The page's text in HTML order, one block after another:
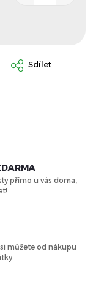
Sdílet
přímo u vás doma,
můžete od nákupu